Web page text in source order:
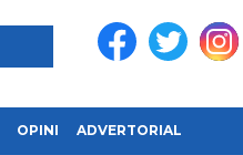
OPINI ADVERTORIAL